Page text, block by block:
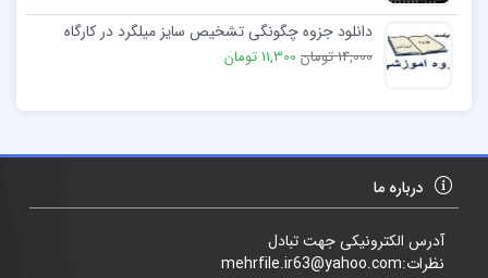
دانلود جزوه چگونگی تشخیص سایز میلگرد در کارگاه
14,000 تومان 11,300 تومان
درباره ما
آدرس الکترونیکی جهت تبادل
نظرات:mehrfile.ir63@yahoo.com